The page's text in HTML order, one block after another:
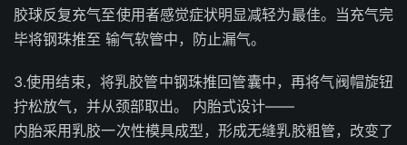
胶球反复充气至使用者感觉症状明显减轻为最佳。当充气完
毕将钢珠推至 输气软管中，防止漏气。
3.使用结束，将乳胶管中钢珠推回管囊中，再将气阀帽旋钮
拧松放气，并从颈部取出。 内胎式设计——
内胎采用乳胶一次性模具成型，形成无缝乳胶粗管，改变了